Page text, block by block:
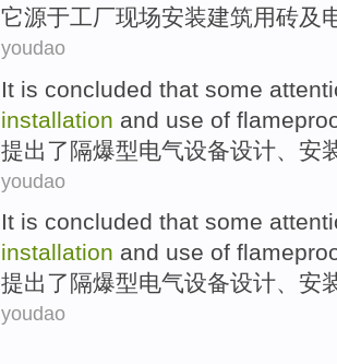
它源于工厂现场安装建筑用砖及
youdao
It is concluded that some
installation and use of
提出了隔爆型电气设备设计 安
youdao
It is concluded that some
installation and use of
提出了隔爆型电气设备设计、 安
youdao